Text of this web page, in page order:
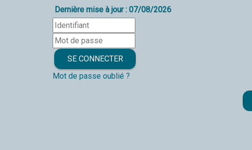
Dernière mise à jour : 07/08/2026
Mot de passe oublié ?